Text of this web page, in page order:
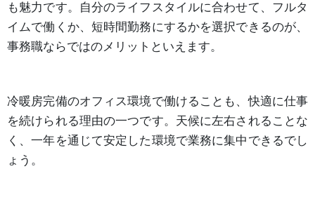
も魅力です。自分のライフスタイルに合わせて、フルタ
イムで働くか、短時間勤務にするかを選択できるのが、
事務職ならではのメリットといえます。
冷暖房完備のオフィス環境で働けることも、快適に仕事
を続けられる理由の一つです。天候に左右されることな
く、一年を通じて安定した環境で業務に集中できるでし
ょう。